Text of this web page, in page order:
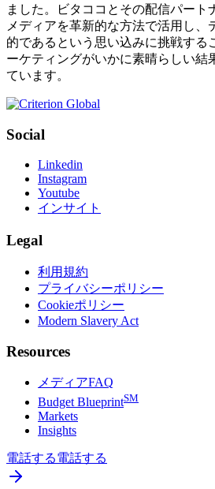
ました。ビタココとその配信パート
メディアを革新的な方法で活用し、
的であるという思い込みに挑戦する
ーケティングがいかに素晴らしい結
ています。
Social
Linkedin
Instagram
Youtube
インサイト
Legal
利用規約
プライバシーポリシー
Cookieポリシー
Modern Slavery Act
Resources
メディアFAQ
Budget BlueprintSM
Markets
Insights
電話する電話する